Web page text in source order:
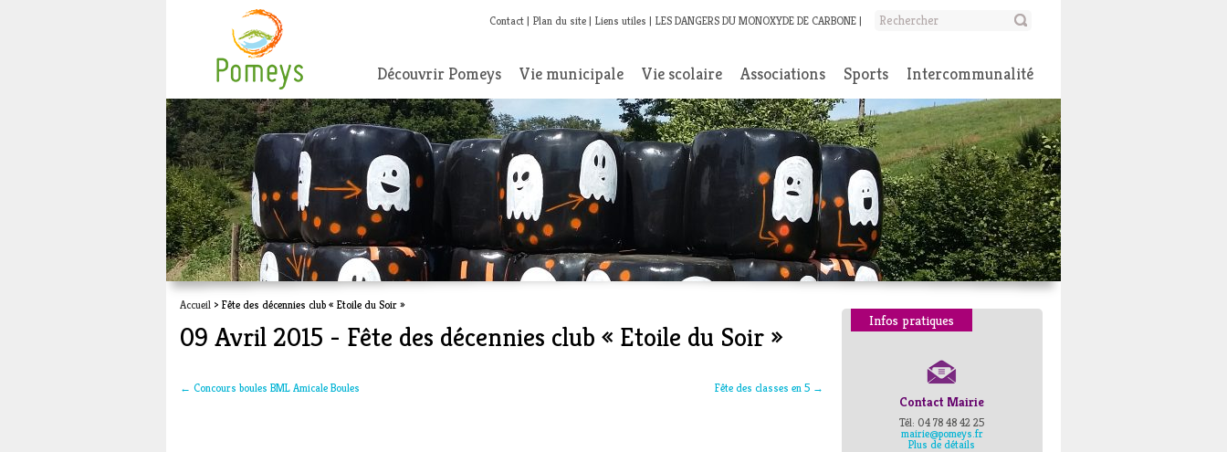
Contact Plan du site Liens utiles LES DANGERS DU MONOXYDE DE CARBONE
Découvrir Pomeys Vie municipale Vie scolaire Associations Sports Intercommunalité
Accueil > Fête des décennies club « Etoile du Soir »
09 Avril 2015 - Fête des décennies club « Etoile du Soir »
← Concours boules BML Amicale Boules Fête des classes en 5 →
Infos pratiques
Contact Mairie
Tél: 04 78 48 42 25
mairie@pomeys.fr
Plus de détails